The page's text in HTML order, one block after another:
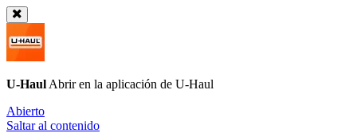
U-Haul Abrir en la aplicación de U-Haul
Abierto
Saltar al contenido